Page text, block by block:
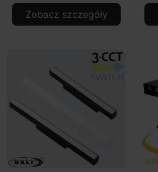
Zobacz szczegóły